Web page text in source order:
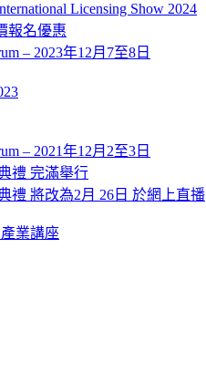
Licensing Show 2024
報名優惠
– 2023年12月7至8日
– 2021年12月2至3日
禮 完滿舉行
禮 將改為2月 26日 於網上直播
業講座